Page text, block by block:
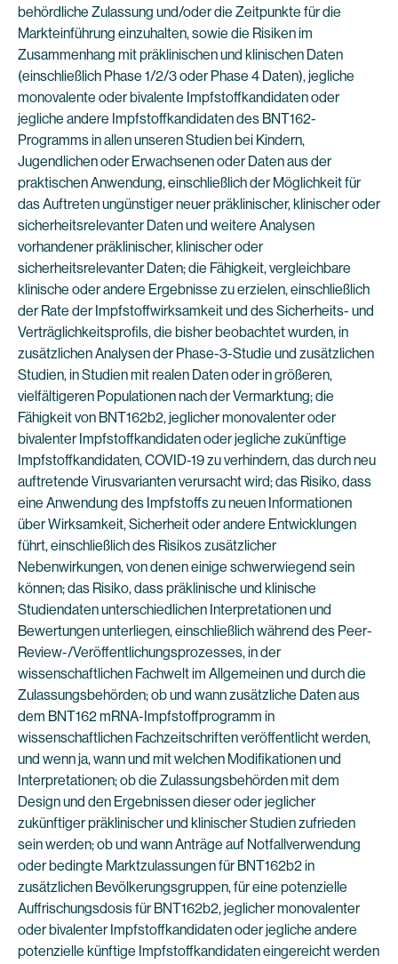
behördliche Zulassung und/oder die Zeitpunkte für die
Markteinführung einzuhalten, sowie die Risiken im
Zusammenhang mit präklinischen und klinischen Daten
(einschließlich Phase 1/2/3 oder Phase 4 Daten), jegliche
monovalente oder bivalente Impfstoffkandidaten oder
jegliche andere Impfstoffkandidaten des BNT162-
Programms in allen unseren Studien bei Kindern,
Jugendlichen oder Erwachsenen oder Daten aus der
praktischen Anwendung, einschließlich der Möglichkeit für
das Auftreten ungünstiger neuer präklinischer, klinischer oder
sicherheitsrelevanter Daten und weitere Analysen
vorhandener präklinischer, klinischer oder
sicherheitsrelevanter Daten; die Fähigkeit, vergleichbare
klinische oder andere Ergebnisse zu erzielen, einschließlich
der Rate der Impfstoffwirksamkeit und des Sicherheits- und
Verträglichkeitsprofils, die bisher beobachtet wurden, in
zusätzlichen Analysen der Phase-3-Studie und zusätzlichen
Studien, in Studien mit realen Daten oder in größeren,
vielfältigeren Populationen nach der Vermarktung; die
Fähigkeit von BNT162b2, jeglicher monovalenter oder
bivalenter Impfstoffkandidaten oder jegliche zukünftige
Impfstoffkandidaten, COVID-19 zu verhindern, das durch neu
auftretende Virusvarianten verursacht wird; das Risiko, dass
eine Anwendung des Impfstoffs zu neuen Informationen
über Wirksamkeit, Sicherheit oder andere Entwicklungen
führt, einschließlich des Risikos zusätzlicher
Nebenwirkungen, von denen einige schwerwiegend sein
können; das Risiko, dass präklinische und klinische
Studiendaten unterschiedlichen Interpretationen und
Bewertungen unterliegen, einschließlich während des Peer-
Review-/Veröffentlichungsprozesses, in der
wissenschaftlichen Fachwelt im Allgemeinen und durch die
Zulassungsbehörden; ob und wann zusätzliche Daten aus
dem BNT162 mRNA-Impfstoffprogramm in
wissenschaftlichen Fachzeitschriften veröffentlicht werden,
und wenn ja, wann und mit welchen Modifikationen und
Interpretationen; ob die Zulassungsbehörden mit dem
Design und den Ergebnissen dieser oder jeglicher
zukünftiger präklinischer und klinischer Studien zufrieden
sein werden; ob und wann Anträge auf Notfallverwendung
oder bedingte Marktzulassungen für BNT162b2 in
zusätzlichen Bevölkerungsgruppen, für eine potenzielle
Auffrischungsdosis für BNT162b2, jeglicher monovalenter
oder bivalenter Impfstoffkandidaten oder jegliche andere
potenzielle künftige Impfstoffkandidaten eingereicht werden